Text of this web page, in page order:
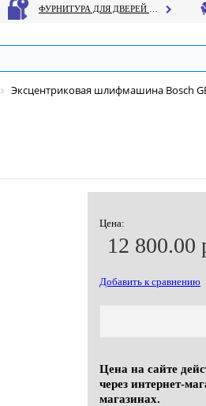
Эксцентриковая шлифмашина Bosch
Цена:
12 800.00
Добавить к сравнению
Цена на сайте
через интернет-
магазинах.